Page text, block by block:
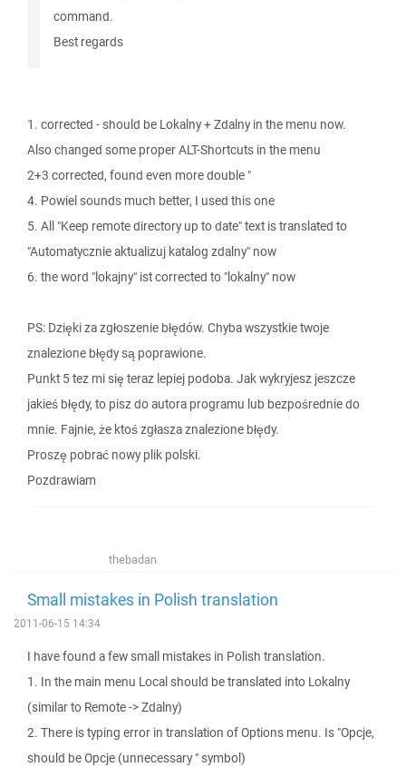
command.
Best regards
1. corrected - should be Lokalny + Zdalny in the menu now.
Also changed some proper ALT-Shortcuts in the menu
2+3 corrected, found even more double "
4. Powiel sounds much better, I used this one
5. All "Keep remote directory up to date" text is translated to
"Automatycznie aktualizuj katalog zdalny" now
6. the word "lokajny" ist corrected to "lokalny" now
PS: Dzięki za zgłoszenie błędów. Chyba wszystkie twoje
znalezione błędy są poprawione.
Punkt 5 tez mi się teraz lepiej podoba. Jak wykryjesz jeszcze
jakieś błędy, to pisz do autora programu lub bezpośrednie do
mnie. Fajnie, że ktoś zgłasza znalezione błędy.
Proszę pobrać nowy plik polski.
Pozdrawiam
thebadan
Small mistakes in Polish translation
2011-06-15 14:34
I have found a few small mistakes in Polish translation.
1. In the main menu Local should be translated into Lokalny
(similar to Remote -> Zdalny)
2. There is typing error in translation of Options menu. Is "Opcje,
should be Opcje (unnecessary " symbol)